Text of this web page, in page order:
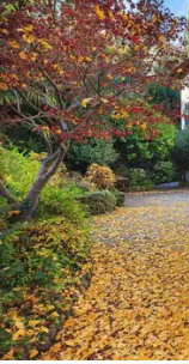
de crear otros
propiedad es
lujo como como
trasera, al borde
de 135 m2
de piedra con
utiliza
herramientas.
antiguo tanque
por el manantial
una red de